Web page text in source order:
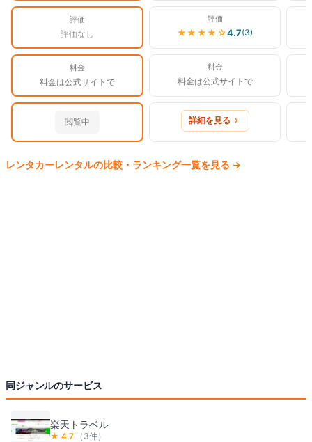
評価
評価なし
評価
★★★★ ☆4.7(3)
料金
料金は公式サイトで
料金
料金は公式サイトで
閲覧中 詳細を見る
レンタカーレンタルの比較・ランキング一覧を見る →
同ジャンルのサービス
楽天トラベル
★ 4.7 （ 3件）